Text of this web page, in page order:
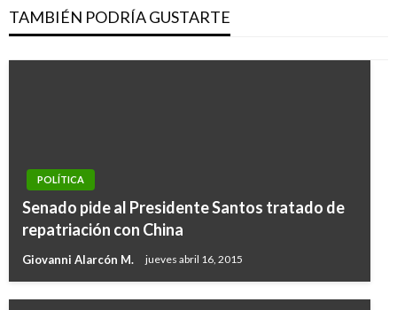
TAMBIÉN PODRÍA GUSTARTE
POLÍTICA
Senado pide al Presidente Santos tratado de
repatriación con China
Giovanni Alarcón M. jueves abril 16, 2015